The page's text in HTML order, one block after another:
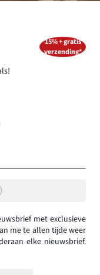
15% + gratis
verzending*
met exclusieve
me te allen tijde weer
elke nieuwsbrief.